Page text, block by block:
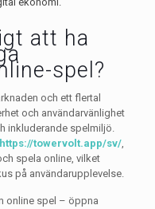
att ha
spel?
och ett flertal
och användarvänlighet
inkluderande spelmiljö.
https://towervolt.app/sv/,
spela online, vilket
på användarupplevelse.
online spel – öppna